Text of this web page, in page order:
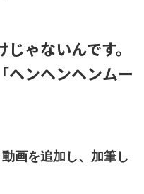
ゃないんです。
ヘンヘンヘンムー
画を追加し、加筆し